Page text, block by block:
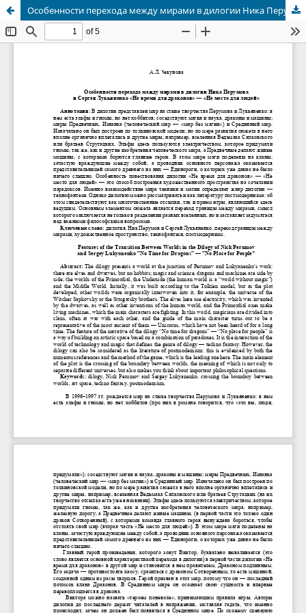
Особенности перехода между мирами в дилогии Ника Перумова и Сергея Лукьяненко «Не время для драконов» — «Не место для людей»